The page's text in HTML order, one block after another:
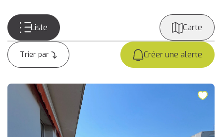
Créer une alerte
Liste Carte